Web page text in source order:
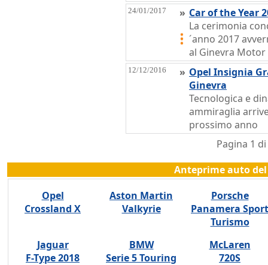
24/01/2017 » Car of the Year
La cerimonia
´anno 2017
al Ginevra
12/12/2016 » Opel Insignia
Ginevra
Tecnologica e
ammiraglia
prossimo anno
Pagina 1
Anteprime auto del
Opel
Crossland X
Aston Martin
Valkyrie
Porsche
Panamera Sport
Turismo
Jaguar
F-Type 2018
BMW
Serie 5 Touring
McLaren
720S